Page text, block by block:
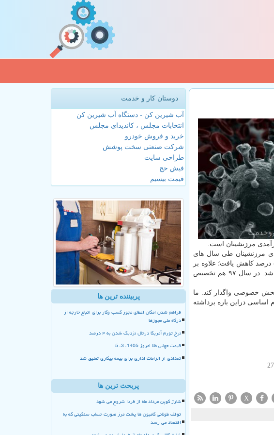
مرزنشینان است.
مرزنشینان طی سال های
کالا ۵۰ درصد کاهش یافت؛ علاوه بر
این، مصوبه مذکور حجم کالای وارداتی را هم کاهش داد که در نهایت منجر به کاهش فعالیت اقتصادی مرزنشینان شد. در سال ۹۷ هم تخصیص
به بخش خصوصی واگذار کند. ما
اساسی دراین باره برداشته
X
دوستان کار و خدمت
آب شیرین کن - دستگاه آب شیرین کن
انتخابات مجلس ، کاندیدای مجلس
خرید و فروش خودرو
شرکت صنعتی سخت پوشش
طراحی سایت
فیش حج
قیمت بیسیم
پربیننده ترین ها
فراهم شدن امکان اعطای مجوز کسب وکار برای اتباع خارجه از
درگاه ملی مجوزها
نرخ تورم آمریکا درحال نزدیک شدن به ۴ درصد
قیمت جهانی طلا امروز 1405، 3، 5
تعدادی از الزامات اداری برای بیمه بیکاری تعلیق شد
پربحث ترین ها
شارژ کوپن مرداد ماه از فردا شروع می شود
توقف طولانی کامیون ها پشت مرز صورت حساب سنگینی که به
اقتصاد می رسد